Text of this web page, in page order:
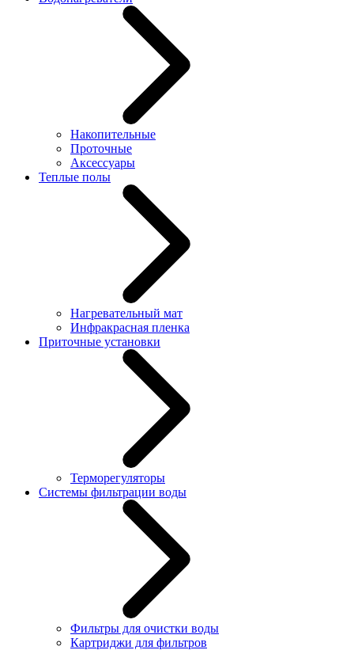
Накопительные
Проточные
Аксессуары
Теплые полы
Нагревательный мат
Инфракрасная пленка
Приточные установки
Терморегуляторы
Системы фильтрации воды
Фильтры для очистки воды
Картриджи для фильтров